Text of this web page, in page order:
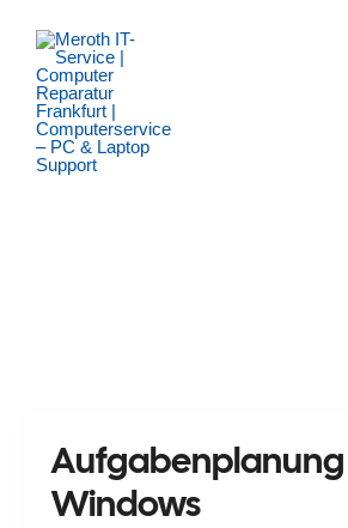
Inhalt
springen
Aufgabenplanung
Windows